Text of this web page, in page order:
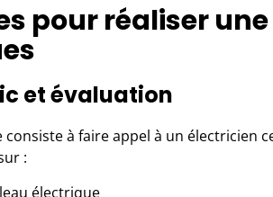
pour réaliser
et évaluation
consiste à faire appel à un électricien
:
électrique